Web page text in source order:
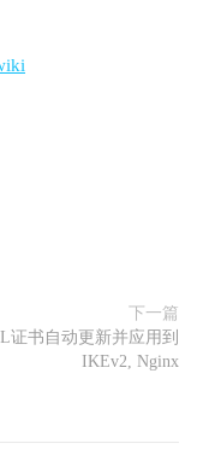
下一篇
证书自动更新并应用到
IKEv2, Nginx